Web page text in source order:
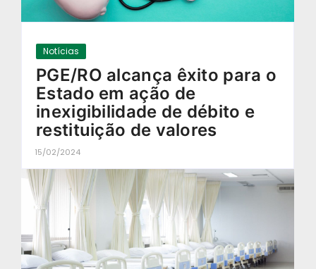
Notícias
PGE/RO alcança êxito para o
Estado em ação de
inexigibilidade de débito e
restituição de valores
15/02/2024